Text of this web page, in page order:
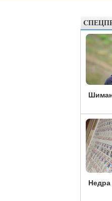
Недра